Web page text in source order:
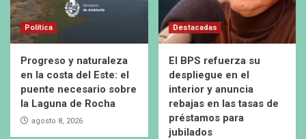
Política
Progreso y naturaleza
en la costa del Este: el
puente necesario sobre
la Laguna de Rocha
agosto 8, 2026
Destacadas
El BPS refuerza su
despliegue en el
interior y anuncia
rebajas en las tasas de
préstamos para
jubilados